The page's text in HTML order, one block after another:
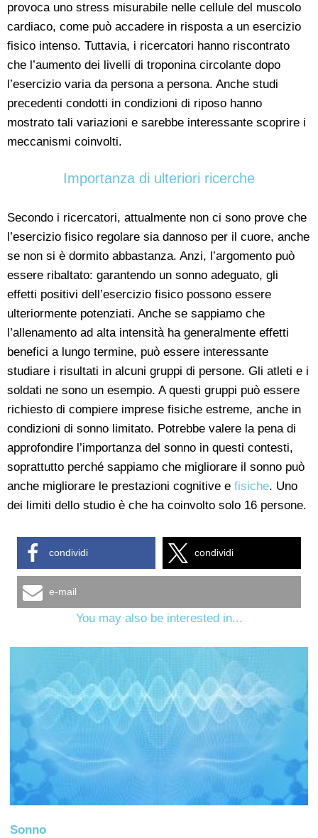
provoca uno stress misurabile nelle cellule del muscolo
cardiaco, come può accadere in risposta a un esercizio
fisico intenso. Tuttavia, i ricercatori hanno riscontrato
che l’aumento dei livelli di troponina circolante dopo
l’esercizio varia da persona a persona. Anche studi
precedenti condotti in condizioni di riposo hanno
mostrato tali variazioni e sarebbe interessante scoprire i
meccanismi coinvolti.
Importanza di ulteriori ricerche
Secondo i ricercatori, attualmente non ci sono prove che
l’esercizio fisico regolare sia dannoso per il cuore, anche
se non si è dormito abbastanza. Anzi, l’argomento può
essere ribaltato: garantendo un sonno adeguato, gli
effetti positivi dell’esercizio fisico possono essere
ulteriormente potenziati. Anche se sappiamo che
l’allenamento ad alta intensità ha generalmente effetti
benefici a lungo termine, può essere interessante
studiare i risultati in alcuni gruppi di persone. Gli atleti e i
soldati ne sono un esempio. A questi gruppi può essere
richiesto di compiere imprese fisiche estreme, anche in
condizioni di sonno limitato. Potrebbe valere la pena di
approfondire l’importanza del sonno in questi contesti,
soprattutto perché sappiamo che migliorare il sonno può
anche migliorare le prestazioni cognitive e fisiche. Uno
dei limiti dello studio è che ha coinvolto solo 16 persone.
condividi condividi
e-mail
You may also be interested in...
Sonno